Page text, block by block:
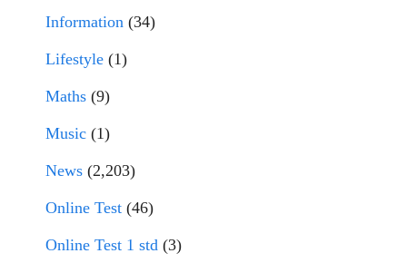
Information (34)
Lifestyle (1)
Maths (9)
Music (1)
News (2,203)
Online Test (46)
Online Test 1 std (3)